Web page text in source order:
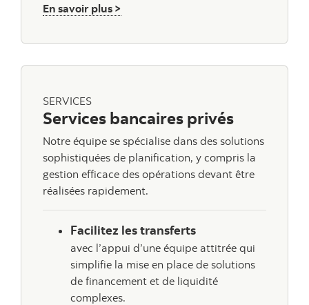
En savoir plus >
SERVICES
Services bancaires privés
Notre équipe se spécialise dans des solutions
sophistiquées de planification, y compris la
gestion efficace des opérations devant être
réalisées rapidement.
Facilitez les transferts
avec l’appui d’une équipe attitrée qui
simplifie la mise en place de solutions
de financement et de liquidité
complexes.